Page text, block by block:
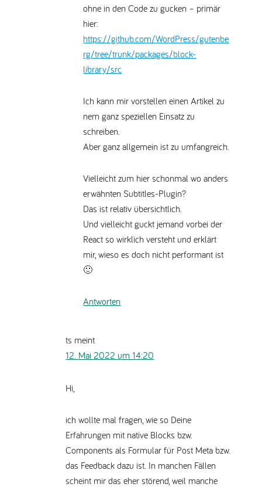
ohne in den Code zu gucken – primär
hier:
https://github.com/WordPress/gutenbe
rg/tree/trunk/packages/block-
library/src
Ich kann mir vorstellen einen Artikel zu
nem ganz speziellen Einsatz zu
schreiben.
Aber ganz allgemein ist zu umfangreich.
Vielleicht zum hier schonmal wo anders
erwähnten Subtitles-Plugin?
Das ist relativ übersichtlich.
Und vielleicht guckt jemand vorbei der
React so wirklich versteht und erklärt
mir, wieso es doch nicht performant ist
🙂
Antworten
ts meint
12. Mai 2022 um 14:20
Hi,
ich wollte mal fragen, wie so Deine
Erfahrungen mit native Blocks bzw.
Components als Formular für Post Meta bzw.
das Feedback dazu ist. In manchen Fällen
scheint mir das eher störend, weil manche